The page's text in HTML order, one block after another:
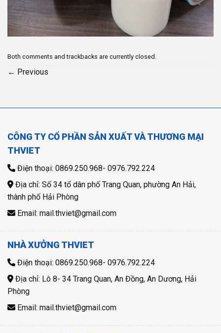
Both comments and trackbacks are currently closed.
← Previous
CÔNG TY CỔ PHẦN SẢN XUẤT VÀ THƯƠNG MẠI
THVIET
Điện thoại: 0869.250.968- 0976.792.224
Địa chỉ: Số 34 tổ dân phố Trang Quan, phường An Hải,
thành phố Hải Phòng
Email: mail.thviet@gmail.com
NHÀ XƯỞNG THVIET
Điện thoại: 0869.250.968- 0976.792.224
Địa chỉ: Lô 8- 34 Trang Quan, An Đồng, An Dương, Hải
Phòng
Email: mail.thviet@gmail.com